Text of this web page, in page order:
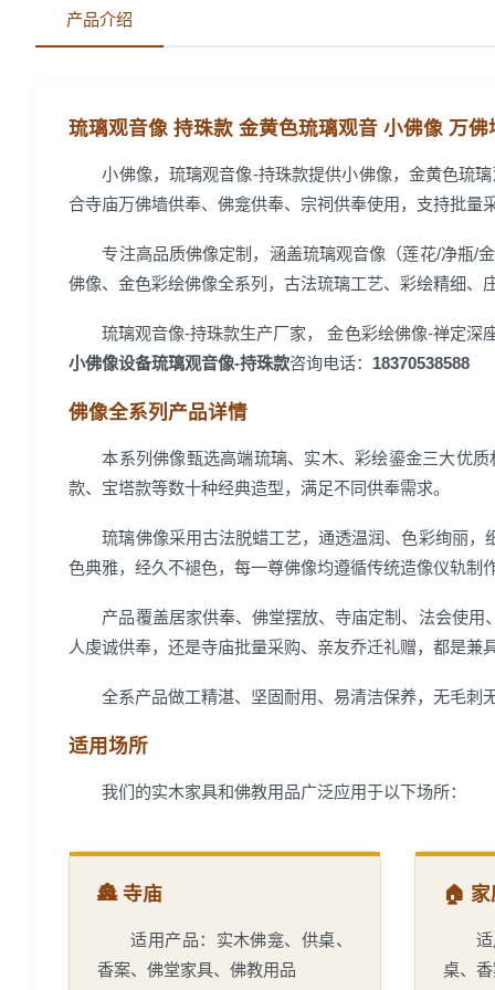
产品介绍
琉璃观音像 持珠款 金黄色琉璃观音 小佛像 万
小佛像，琉璃观音像-持珠款提供小佛像，金黄色琉
合寺庙万佛墙供奉、佛龛供奉、宗祠供奉使用，支持批
专注高品质佛像定制，涵盖琉璃观音像（莲花/净瓶/
佛像、金色彩绘佛像全系列，古法琉璃工艺、彩绘精细
琉璃观音像-持珠款生产厂家， 金色彩绘佛像-禅定深
小佛像设备琉璃观音像-持珠款咨询电话： 18370538588
佛像全系列产品详情
本系列佛像甄选高端琉璃、实木、彩绘鎏金三大优
款、宝塔款等数十种经典造型，满足不同供奉需求。
琉璃佛像采用古法脱蜡工艺，通透温润、色彩绚丽
色典雅，经久不褪色，每一尊佛像均遵循传统造像仪轨制
产品覆盖居家供奉、佛堂摆放、寺庙定制、法会使
人虔诚供奉，还是寺庙批量采购、亲友乔迁礼赠，都是兼
全系产品做工精湛、坚固耐用、易清洁保养，无毛
适用场所
我们的实木家具和佛教用品广泛应用于以下场所：
🏯 寺庙
适用产品：实木佛龛、供桌、
香案、佛堂家具、佛教用品
🏠
桌、